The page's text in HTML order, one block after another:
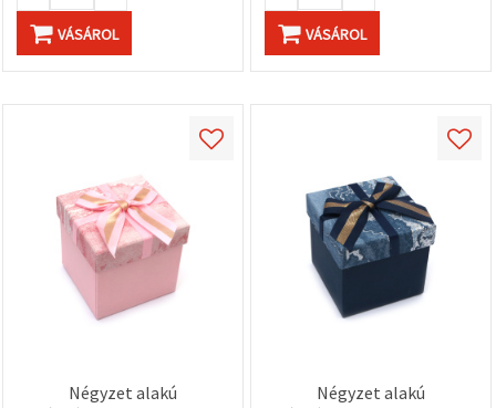
VÁSÁROL VÁSÁROL
Négyzet alakú
Négyzet alakú